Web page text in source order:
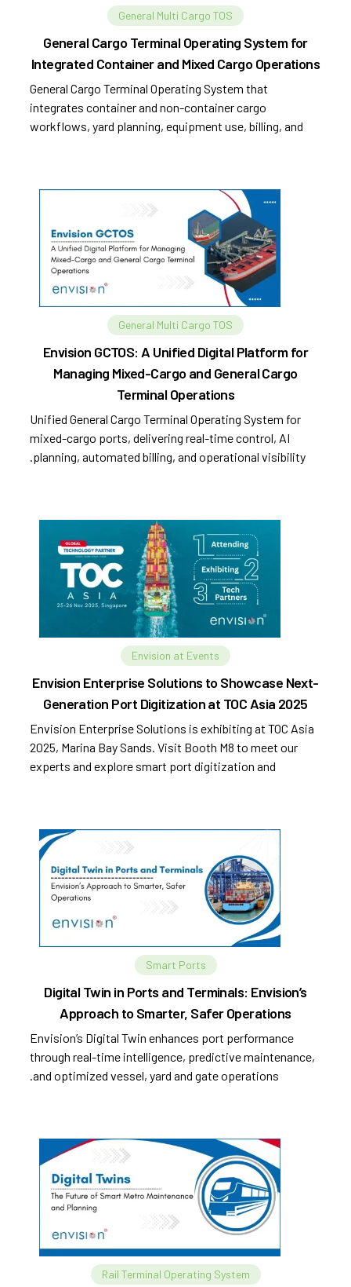
General Multi Cargo TOS
General Cargo Terminal Operating System for
Integrated Container and Mixed Cargo Operations
General Cargo Terminal Operating System that
integrates container and non-container cargo
workflows, yard planning, equipment use, billing, and
General Multi Cargo TOS
Envision GCTOS: A Unified Digital Platform for
Managing Mixed-Cargo and General Cargo
Terminal Operations
Unified General Cargo Terminal Operating System for
mixed-cargo ports, delivering real-time control, AI
planning, automated billing, and operational visibility.
Envision at Events
Envision Enterprise Solutions to Showcase Next-
Generation Port Digitization at TOC Asia 2025
Envision Enterprise Solutions is exhibiting at TOC Asia
2025, Marina Bay Sands. Visit Booth M8 to meet our
experts and explore smart port digitization and
Smart Ports
Digital Twin in Ports and Terminals: Envision’s
Approach to Smarter, Safer Operations
Envision’s Digital Twin enhances port performance
through real-time intelligence, predictive maintenance,
and optimized vessel, yard and gate operations.
Rail Terminal Operating System